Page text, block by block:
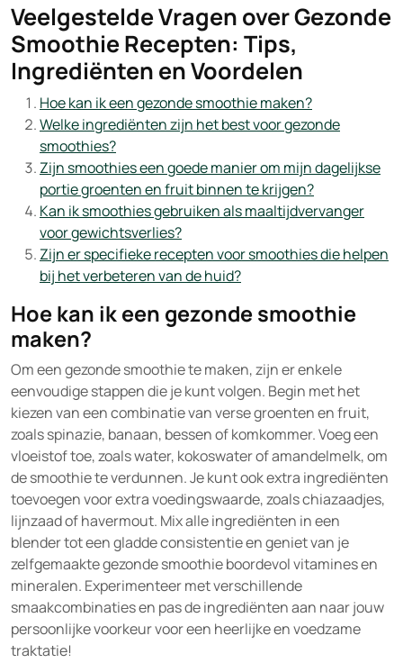
Veelgestelde Vragen over Gezonde
Smoothie Recepten: Tips,
Ingrediënten en Voordelen
Hoe kan ik een gezonde smoothie maken?
Welke ingrediënten zijn het best voor gezonde
smoothies?
Zijn smoothies een goede manier om mijn dagelijkse
portie groenten en fruit binnen te krijgen?
Kan ik smoothies gebruiken als maaltijdvervanger
voor gewichtsverlies?
Zijn er specifieke recepten voor smoothies die helpen
bij het verbeteren van de huid?
Hoe kan ik een gezonde smoothie
maken?
Om een gezonde smoothie te maken, zijn er enkele
eenvoudige stappen die je kunt volgen. Begin met het
kiezen van een combinatie van verse groenten en fruit,
zoals spinazie, banaan, bessen of komkommer. Voeg een
vloeistof toe, zoals water, kokoswater of amandelmelk, om
de smoothie te verdunnen. Je kunt ook extra ingrediënten
toevoegen voor extra voedingswaarde, zoals chiazaadjes,
lijnzaad of havermout. Mix alle ingrediënten in een
blender tot een gladde consistentie en geniet van je
zelfgemaakte gezonde smoothie boordevol vitamines en
mineralen. Experimenteer met verschillende
smaakcombinaties en pas de ingrediënten aan naar jouw
persoonlijke voorkeur voor een heerlijke en voedzame
traktatie!